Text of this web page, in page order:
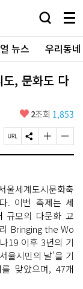
검
창
열
기
메
뉴
전
체
보
뉴스 우리동
, 문화도 다
좋
요
2조회 1,853
페
이
L
복
사
S
N
유
하
기
글
자
크
게
변
경
하
기
글
자
작
게
변
경
하
기
세계도시문화축
. 이번 축제는 세
규모의 다문화 교
Bringing the Wo
19 이후 3년의 기
울시민의 날'을 기
맞았으며, 47개